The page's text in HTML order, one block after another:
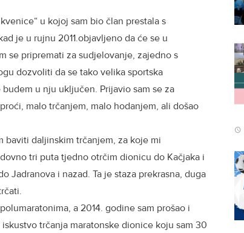
u kojoj sam bio član prestala s
je u rujnu 2011.objavljeno da će se u
se pripremati za sudjelovanje, zajedno s
dozvoliti da se tako velika sportska
u nju uključen. Prijavio sam se za
malo trčanjem, malo hodanjem, ali došao
baviti daljinskim trčanjem, za koje mi
tri puta tjedno otrčim dionicu do Kačjaka i
Jadranova i nazad. Ta je staza prekrasna, duga
a 2014. godine sam prošao i
trčanja maratonske dionice koju sam 30